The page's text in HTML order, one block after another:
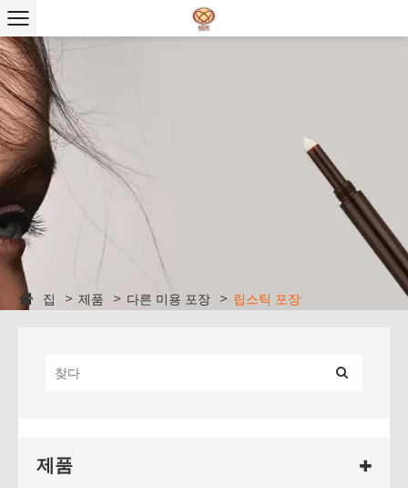
집 제품 다른 미용 포장 립스틱 포장
제품